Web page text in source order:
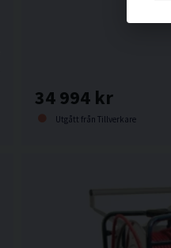
34 994 kr
Utgått från Tillverkare